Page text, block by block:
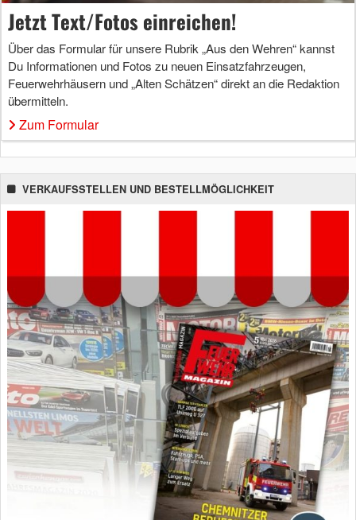
Jetzt Text/Fotos einreichen!
Über das Formular für unsere Rubrik „Aus den Wehren“ kannst
Du Informationen und Fotos zu neuen Einsatzfahrzeugen,
Feuerwehrhäusern und „Alten Schätzen“ direkt an die Redaktion
übermitteln.
Zum Formular
VERKAUFSSTELLEN UND BESTELLMÖGLICHKEIT